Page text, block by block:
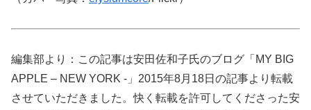
編集部より：この記事は安田佐和子氏のブログ「MY BIG
APPLE – NEW YORK -」2015年8月18日の記事より転載
させていただきました。快く転載を許可してくださった安